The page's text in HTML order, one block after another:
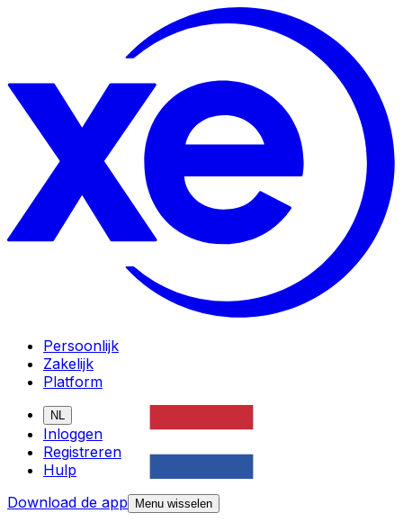
Persoonlijk
Zakelijk
Platform
NL
Inloggen
Registreren
Hulp
Download de app
Menu wisselen